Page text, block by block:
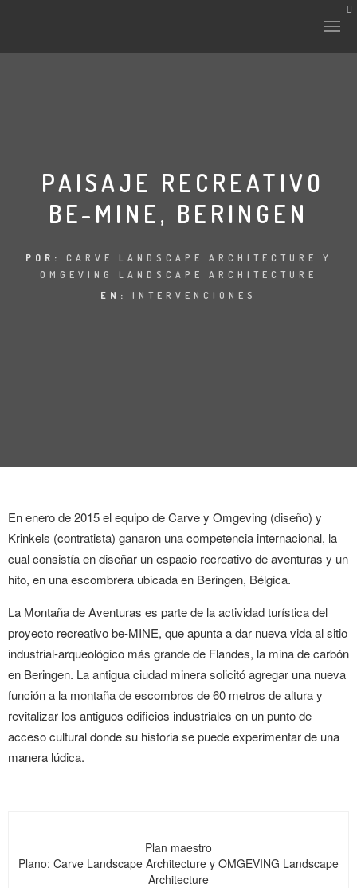
INTERVENCIONES
LABORATORIO
LANDUUM
COLABORADORES
CONSEJO HONORÍFICO
PAISAJE RECREATIVO
BE-MINE, BERINGEN
POR: CARVE LANDSCAPE ARCHITECTURE Y
OMGEVING LANDSCAPE ARCHITECTURE
EN: INTERVENCIONES
En enero de 2015 el equipo de Carve y Omgeving (diseño) y
Krinkels (contratista) ganaron una competencia internacional, la
cual consistía en diseñar un espacio recreativo de aventuras y un
hito, en una escombrera ubicada en Beringen, Bélgica.
La Montaña de Aventuras es parte de la actividad turística del
proyecto recreativo be-MINE, que apunta a dar nueva vida al sitio
industrial-arqueológico más grande de Flandes, la mina de carbón
en Beringen. La antigua ciudad minera solicitó agregar una nueva
función a la montaña de escombros de 60 metros de altura y
revitalizar los antiguos edificios industriales en un punto de
acceso cultural donde su historia se puede experimentar de una
manera lúdica.
Plan maestro
Plano: Carve Landscape Architecture y OMGEVING Landscape
Architecture